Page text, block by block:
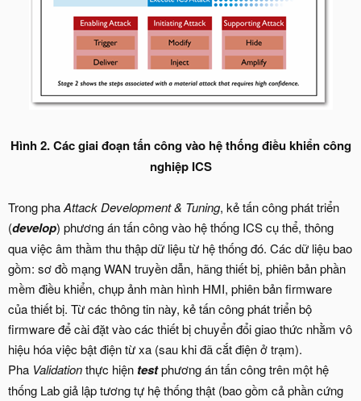
Hình 2. Các giai đoạn tấn công vào hệ thống điều khiển công
nghiệp ICS
Trong phaAttack Development & Tuning, kẻ tấn công phát triển
(develop) phương án tấn công vào hệ thống ICS cụ thể, thông
qua việc âm thầm thu thập dữ liệu từ hệ thống đó. Các dữ liệu bao
gồm: sơ đồ mạng WAN truyền dẫn, hãng thiết bị, phiên bản phần
mềm điều khiển, chụp ảnh màn hình HMI, phiên bản firmware
của thiết bị. Từ các thông tin này, kẻ tấn công phát triển bộ
firmware để cài đặt vào các thiết bị chuyển đổi giao thức nhằm vô
hiệu hóa việc bật điện từ xa (sau khi đã cắt điện ở trạm).
Pha Validationthực hiện testphương án tấn công trên một hệ
thống Lab giả lập tương tự hệ thống thật (bao gồm cả phần cứng